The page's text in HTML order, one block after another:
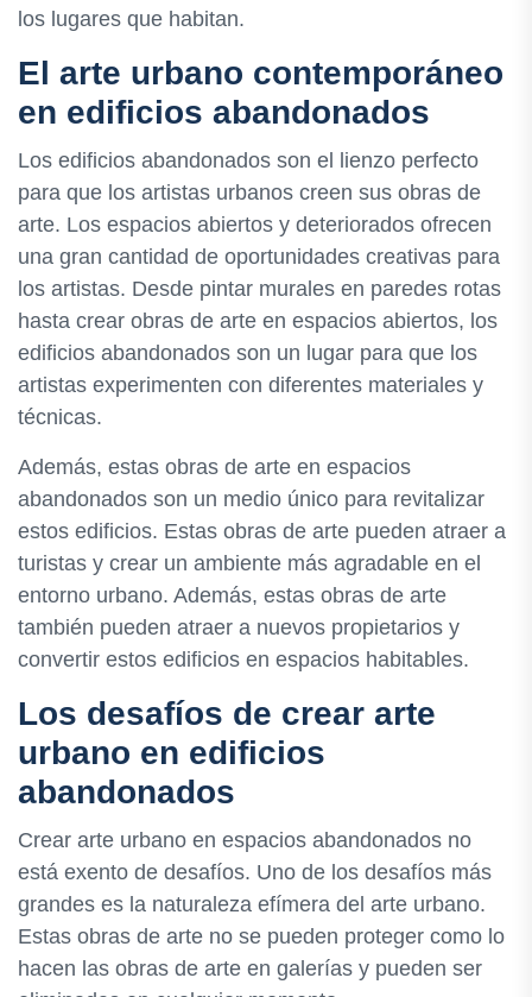
los lugares que habitan.
El arte urbano contemporáneo
en edificios abandonados
Los edificios abandonados son el lienzo perfecto
para que los artistas urbanos creen sus obras de
arte. Los espacios abiertos y deteriorados ofrecen
una gran cantidad de oportunidades creativas para
los artistas. Desde pintar murales en paredes rotas
hasta crear obras de arte en espacios abiertos, los
edificios abandonados son un lugar para que los
artistas experimenten con diferentes materiales y
técnicas.
Además, estas obras de arte en espacios
abandonados son un medio único para revitalizar
estos edificios. Estas obras de arte pueden atraer a
turistas y crear un ambiente más agradable en el
entorno urbano. Además, estas obras de arte
también pueden atraer a nuevos propietarios y
convertir estos edificios en espacios habitables.
Los desafíos de crear arte
urbano en edificios
abandonados
Crear arte urbano en espacios abandonados no
está exento de desafíos. Uno de los desafíos más
grandes es la naturaleza efímera del arte urbano.
Estas obras de arte no se pueden proteger como lo
hacen las obras de arte en galerías y pueden ser